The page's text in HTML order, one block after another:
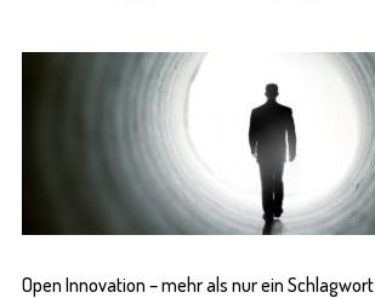
Open Innovation – mehr als nur ein Schlagwort